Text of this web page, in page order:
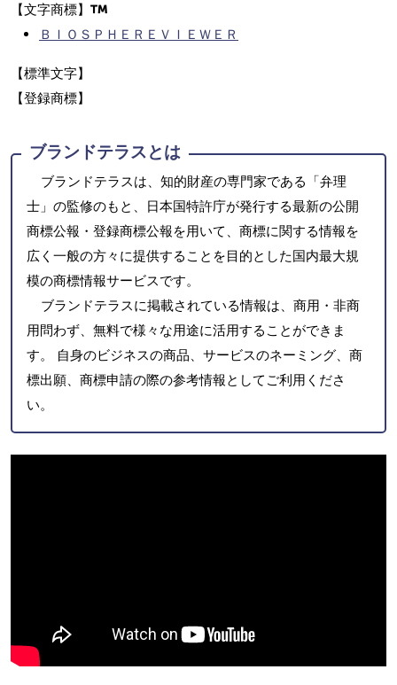
【文字商標】
ＢＩＯＳＰＨＥＲＥＶＩＥＷＥＲ
【標準文字】
【登録商標】
ブランドテラスとは
ブランドテラスは、知的財産の専門家である「弁理
士」の監修のもと、日本国特許庁が発行する最新の公開
商標公報・登録商標公報を用いて、商標に関する情報を
広く一般の方々に提供することを目的とした国内最大規
模の商標情報サービスです。
ブランドテラスに掲載されている情報は、商用・非商
用問わず、無料で様々な用途に活用することができま
す。 自身のビジネスの商品、サービスのネーミング、商
標出願、商標申請の際の参考情報としてご利用くださ
い。